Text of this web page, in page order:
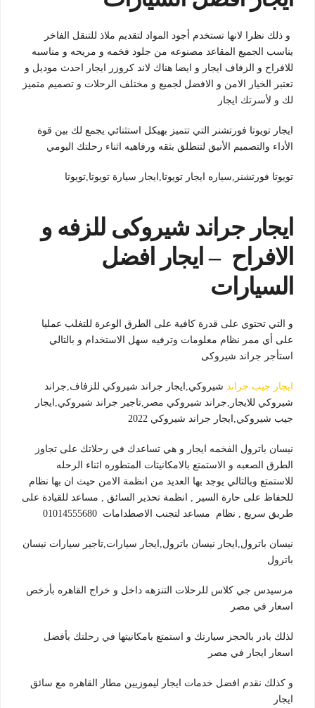
و ذلك نظرا لانها تستخدم أجود المواد لتقديم ملاذ للتنقل الفاخر
يناسب الجميع المقاعد مصنوعه من جلود فخمه و مريحه و مناسبه
للافراح و الزفاف ايجار و ايضا هناك لاند كروزر ايجار احدث موديل و
تعتبر الخيار الامن و الافضل لجميع و مختلف الرحلات و تصميم متميز
لك و لأسرتك ايجار
ايجار تويوتا فورتشنر التي تتميز بهيكل استثنائي يجمع لك بين قوة
الأداء والتصميم الأنيق لتنطلق بثقه ورفاهيه اثناء رحلتك اليومي
تويوتا فورتشنر,سياره ايجار تويوتا,ايجار سيارة تويوتا,تويوتا
يجار جراند شيروكى للزفه و
الافراح – ايجار افضل
السيارات
و التي تحتوي على قدرة كافية على الطرق الوعرة للتغلب عمليا
على أي ممر نظام معلومات وترفيه سهل الاستخدام و بالتالي
استأجر جراند شيروكى
ايجار جيب جراند شيروكي,ايجار جراند شيروكي للزفاف,جراند
شيروكي للايجار,جراند شيروكي مصر,تاجير جراند شيروكي,ايجار
جيب شيروكي,ايجار جراند شيروكي 2022
نيسان باترول الفخمه ايجار و هي تساعدك في رحلاتك على تجاوز
الطرق الصعبه و الاستمتع بالامكانيتات المتطوره اثناء الرحله
للاستمتع وبالتالي يوجد بها العديد من انظمة الامن حيث ان بها نظام
للحفاظ على حارة السير , انظمة تحذير السائق , مساعد للقيادة على
طريق سريع , نظام مساعد لتجنب الاصطدامات
نيسان باترول,ايجار نيسان باترول,ايجار سيارات,تاجير سيارات نيسان
باترول
مرسيدس جي كلاس للرحلات التنزهه داخل و خراج القاهره بأرخص
اسعار في مصر
لذلك بادر بالحجز سيارتك و استمتع بامكانيتها في رحلتك بأفضل
اسعار ايجار في مصر
و كذلك نقدم افضل خدمات ايجار ليموزيين مطار القاهره مع سائق
ايجار